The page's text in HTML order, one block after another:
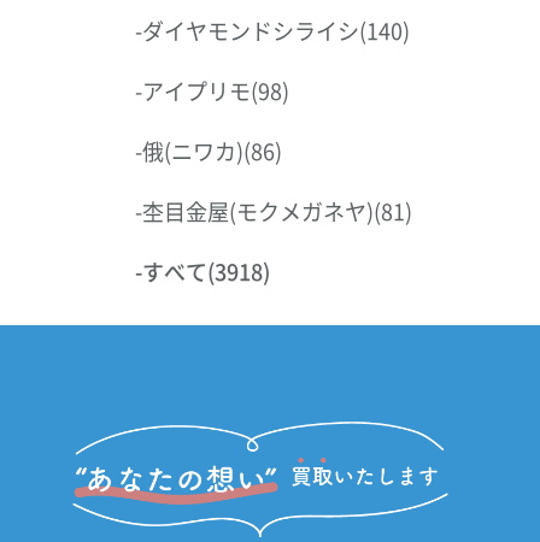
-ダイヤモンドシライシ(140)
-アイプリモ(98)
-俄(ニワカ)(86)
-杢目金屋(モクメガネヤ)(81)
-すべて(3918)